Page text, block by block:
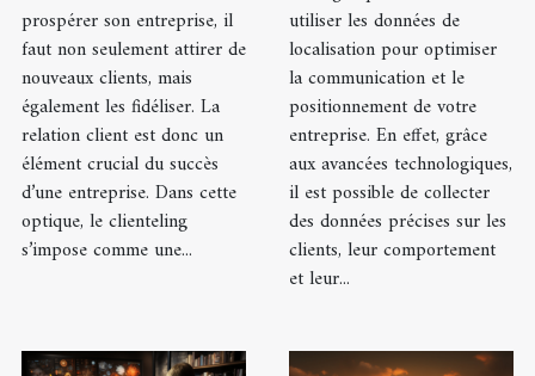
prospérer son entreprise, il
faut non seulement attirer de
nouveaux clients, mais
également les fidéliser. La
relation client est donc un
élément crucial du succès
d’une entreprise. Dans cette
optique, le clienteling
s’impose comme une...
utiliser les données de
localisation pour optimiser
la communication et le
positionnement de votre
entreprise. En effet, grâce
aux avancées technologiques,
il est possible de collecter
des données précises sur les
clients, leur comportement
et leur...